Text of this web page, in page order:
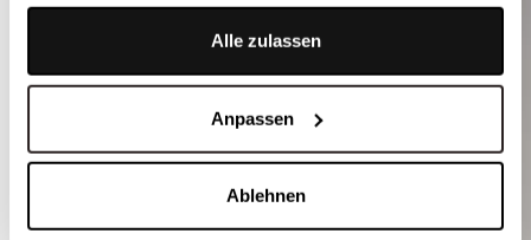
Alle zulassen
Anpassen
Ablehnen